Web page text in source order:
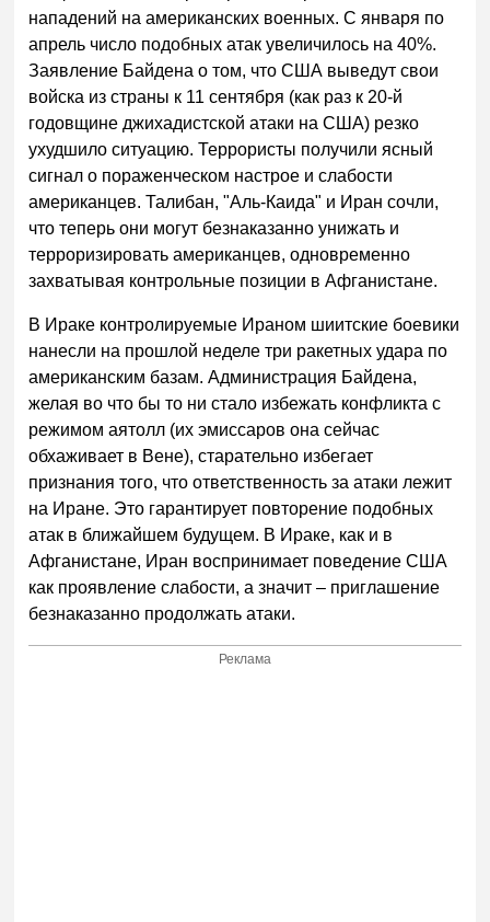
нападений на американских военных. С января по
апрель число подобных атак увеличилось на 40%.
Заявление Байдена о том, что США выведут свои
войска из страны к 11 сентября (как раз к 20-й
годовщине джихадистской атаки на США) резко
ухудшило ситуацию. Террористы получили ясный
сигнал о пораженческом настрое и слабости
американцев. Талибан, "Аль-Каида" и Иран сочли,
что теперь они могут безнаказанно унижать и
терроризировать американцев, одновременно
захватывая контрольные позиции в Афганистане.
В Ираке контролируемые Ираном шиитские боевики
нанесли на прошлой неделе три ракетных удара по
американским базам. Администрация Байдена,
желая во что бы то ни стало избежать конфликта с
режимом аятолл (их эмиссаров она сейчас
обхаживает в Вене), старательно избегает
признания того, что ответственность за атаки лежит
на Иране. Это гарантирует повторение подобных
атак в ближайшем будущем. В Ираке, как и в
Афганистане, Иран воспринимает поведение США
как проявление слабости, а значит – приглашение
безнаказанно продолжать атаки.
Реклама